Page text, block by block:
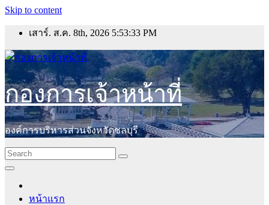
Skip to content
เสาร์. ส.ค. 8th, 2026 5:53:33 PM
กองการเจ้าหน้าที่
องค์การบริหารส่วนจังหวัดชลบุรี
หน้าแรก